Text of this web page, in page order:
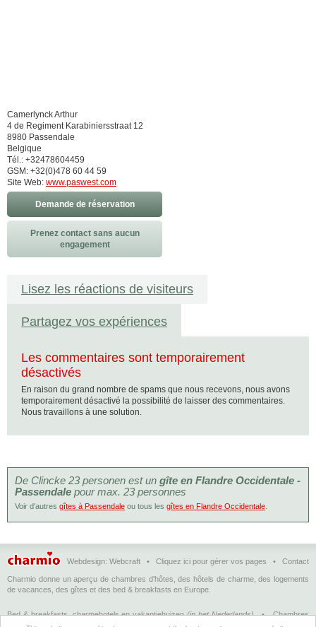
Camerlynck Arthur
4 de Regiment Karabiniersstraat 12
8980 Passendale
Belgique
Tél.: +32478604459
GSM: +32(0)478 60 44 59
Site Web: www.paswest.com
Demande de réservation
Prenez contact sans aucun
engagement
Lisez les réactions de visiteurs
Partagez vos expériences
Les commentaires sont temporairement
désactivés
En raison du grand nombre de spams que nous recevons, nous avons
temporairement désactivé la possibilité de laisser des commentaires.
Nous travaillons à une solution.
De Clincke 23 personen est un gîte en Flandre Occidentale -
Passendale pour max. 23 personnes
Voir d'autres gîtes à Passendale ou tous les gîtes en Flandre Occidentale
Webdesign: Webcraft • Cliquez ici pour gérer vos pages • Contact
Charmio donne un aperçu de chambres d'hôtes, des hôtels de charme, des logements
de vacances, des gîtes et des bed & breakfasts en Europe.
Bed & breakfasts, charmehotels en vakantiehuizen (in het Nederlands)•Chambres
d'hôtes, hôtels de charme et logements de vacances
(en français) •